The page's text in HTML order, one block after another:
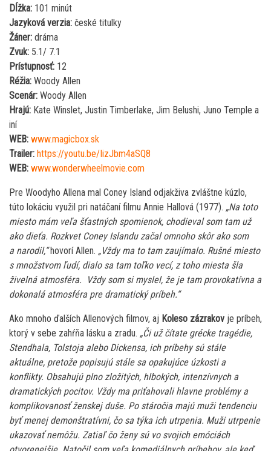
Dĺžka: 101 minút
Jazyková verzia: české titulky
Žáner: dráma
Zvuk: 5.1/ 7.1
Prístupnosť: 12
Réžia: Woody Allen
Scenár: Woody Allen
Hrajú: Kate Winslet, Justin Timberlake, Jim Belushi, Juno Temple a
iní
WEB: www.magicbox.sk
Trailer: https://youtu.be/IizJbm4aSQ8
WEB: www.wonderwheelmovie.com
Pre Woodyho Allena mal Coney Island odjakživa zvláštne kúzlo,
túto lokáciu využil pri natáčaní filmu Annie Hallová (1977). „Na toto
miesto mám veľa šťastných spomienok, chodieval som tam už
ako dieťa. Rozkvet Coney Islandu začal omnoho skôr ako som
a narodil,“hovorí Allen. „Vždy ma to tam zaujímalo. Rušné miesto
s množstvom ľudí, dialo sa tam toľko vecí, z toho miesta šla
živelná atmosféra. Vždy som si myslel, že je tam provokatívna a
dokonalá atmosféra pre dramatický príbeh.“
Ako mnoho ďalších Allenových filmov, aj Koleso zázrakov je príbeh,
ktorý v sebe zahŕňa lásku a zradu. „Či už čítate grécke tragédie,
Stendhala, Tolstoja alebo Dickensa, ich príbehy sú stále
aktuálne, pretože popisujú stále sa opakujúce úzkosti a
konflikty. Obsahujú plno zložitých, hlbokých, intenzívnych a
dramatických pocitov. Vždy ma priťahovali hlavne problémy a
komplikovanosť ženskej duše. Po stáročia majú muži tendenciu
byť menej demonštratívni, čo sa týka ich utrpenia. Muži utrpenie
ukazovať nemôžu. Zatiaľ čo ženy sú vo svojich emóciách